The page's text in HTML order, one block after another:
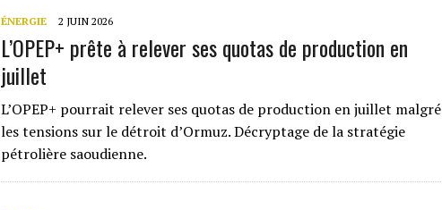
ÉNERGIE 2 JUIN 2026
L’OPEP+ prête à relever ses quotas de production en
juillet
L’OPEP+ pourrait relever ses quotas de production en juillet malgré
les tensions sur le détroit d’Ormuz. Décryptage de la stratégie
pétrolière saoudienne.